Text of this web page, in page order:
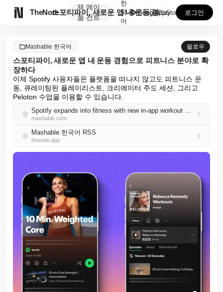
TheNote
제
품
에이
전트
스포티파이, 새로운 앱 내 운동 경험으로 피트니스 분야...
한
국
어
GooglePlay
AppStore 로그인
Mashable 한국어 팔로우
스포티파이, 새로운 앱 내 운동 경험으로 피트니스 분야로 확
장하다
이제 Spotify 사용자들은 플랫폼을 떠나지 않고도 피트니스 운
동, 큐레이팅된 플레이리스트, 크리에이터 주도 세션, 그리고
Peloton 수업을 이용할 수 있습니다.
Spotify expands into fitness with new in-app workout experiences
mashable.com
Mashable 한국어 RSS
thenote.app